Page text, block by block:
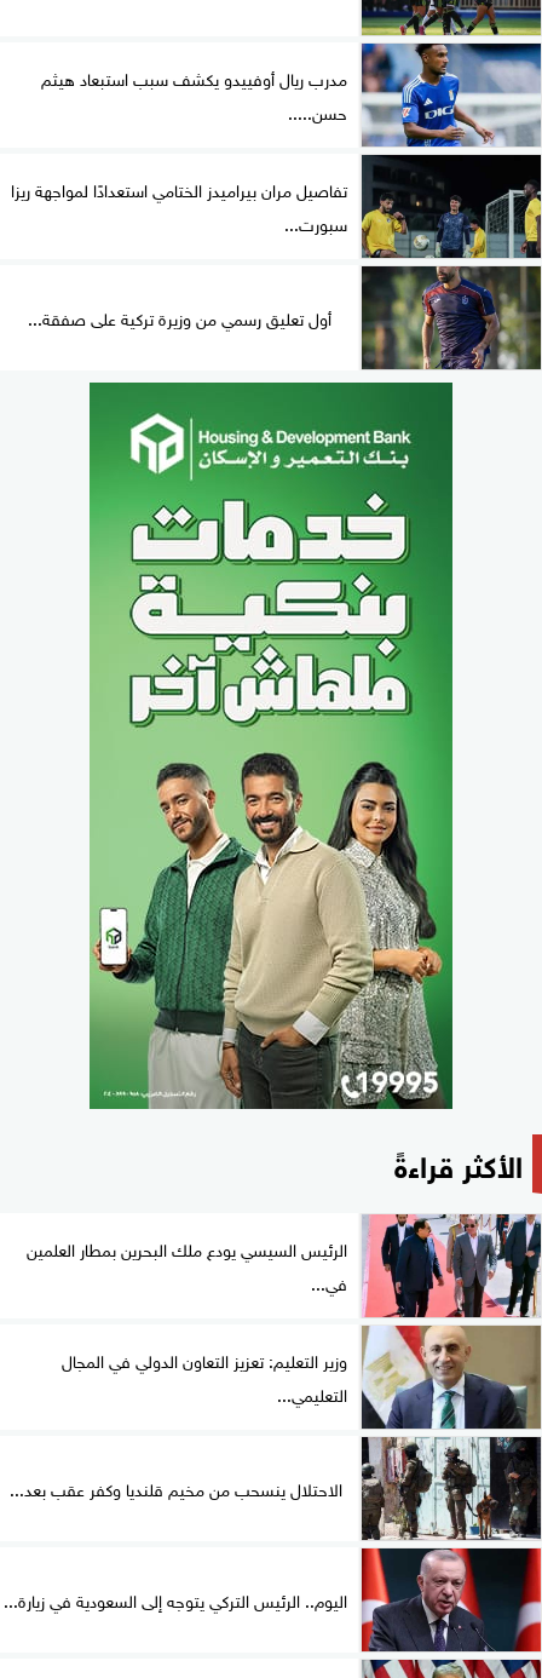
مدرب ريال أوفييدو يكشف سبب استبعاد هيثم
حسن.....
تفاصيل مران بيراميدز الختامي استعدادًا لمواجهة ريزا
سبورت...
أول تعليق رسمي من وزيرة تركية على صفقة...
الأكثر قراءةً
الرئيس السيسي يودع ملك البحرين بمطار العلمين
في...
وزير التعليم: تعزيز التعاون الدولي في المجال
التعليمي...
الاحتلال ينسحب من مخيم قلنديا وكفر عقب بعد...
اليوم.. الرئيس التركي يتوجه إلى السعودية في زيارة...